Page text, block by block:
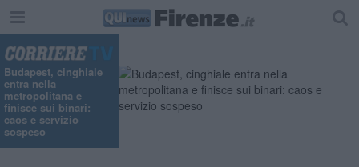
Budapest, cinghiale
entra nella
metropolitana e
finisce sui binari:
caos e servizio
sospeso